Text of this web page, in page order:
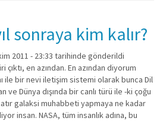
sonraya kim kalır?
2011 - 23:33 tarihinde gönderildi
çıktı, en azından. En azından diyorum
ile bir nevi iletişim sistemi olarak bunca Dil
Dünya dışında bir canlı türü ile -ki çoğu
galaksi muhabbeti yapmaya ne kadar
insan. NASA, tüm insanlık adına, bu